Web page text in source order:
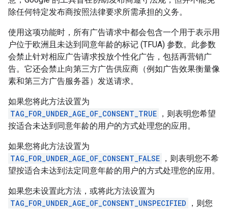
除任何特定发布商按照法律要求所需承担的义务。
使用这项功能时，所有广告请求中都会包含一个用于表示用
户位于欧洲且未达到同意年龄的标记 (TFUA) 参数。此参数
会禁止针对相应广告请求投放个性化广告，包括再营销广
告。它还会禁止向第三方广告供应商（例如广告效果衡量像
素和第三方广告服务器）发送请求。
如果您将此方法设置为
TAG_FOR_UNDER_AGE_OF_CONSENT_TRUE ，则表明您希望
按适合未达到同意年龄的用户的方式处理您的应用。
如果您将此方法设置为
TAG_FOR_UNDER_AGE_OF_CONSENT_FALSE ，则表明您不希
望按适合未达到法定同意年龄的用户的方式处理您的应用。
如果您未设置此方法，或将此方法设置为
TAG_FOR_UNDER_AGE_OF_CONSENT_UNSPECIFIED
，则您